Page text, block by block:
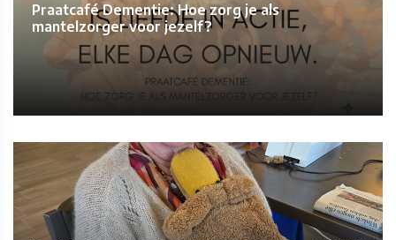
Praatcafé Dementie: Hoe zorg je als
mantelzorger voor jezelf?